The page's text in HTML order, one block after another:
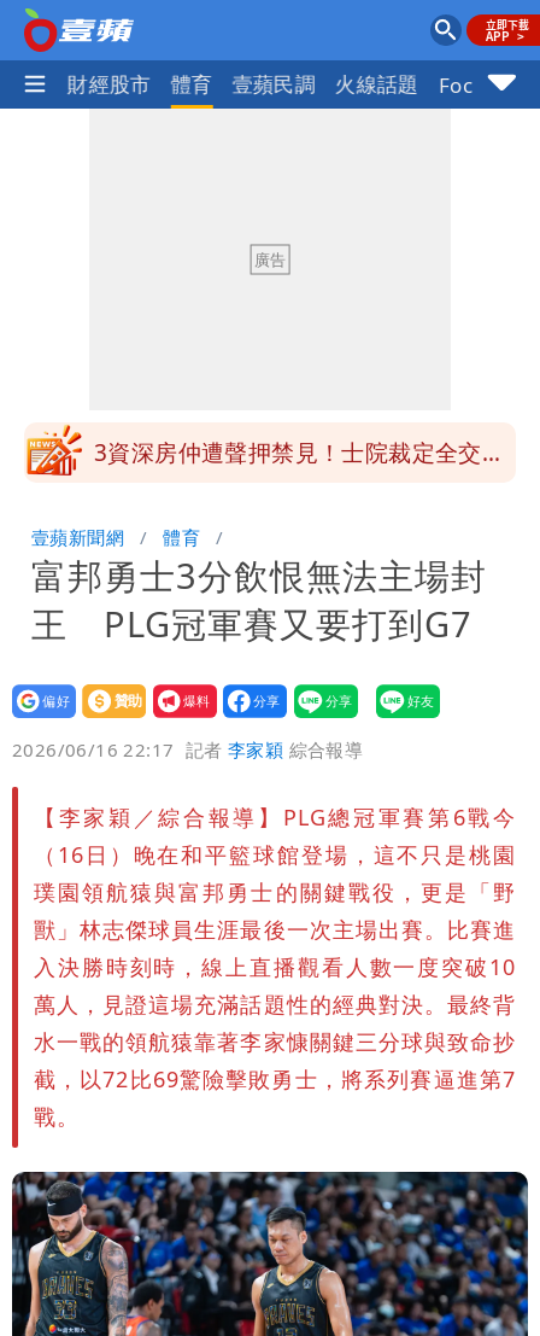
國際 財經股市 體育 壹蘋民調 火線話題 Focus+
苦茶癌油｜威加2老闆交保！採購、中間
風圈逼近岸處
3資深房仲遭聲押禁見！士院裁定全交保
號」藏玄機
國家隊戰績！投資報酬率飆81％ 台積
電一檔狂賺76億
賴清德「總統級嘲諷」嗆爆盧秀燕！8年
總帳一次掀翻
70歲姜厚任攜小2輪女友現身！交往原因
超Man
駐英台北代表處徵助理 薪資99K！工作
內容讓人看傻
白海豚明恐海警！全台大雨3天「這區下
到紫爆」
苦茶癌油｜威加2老闆交保！採購、中間
商羈押禁見
壹蘋新聞網 體育
富邦勇士3分飲恨無法主場封
王 PLG冠軍賽又要打到G7
設為
贊助
我要
爆料
2026/06/16 22:17 記者李家穎 綜合報導
【李家穎／綜合報導】PLG總冠軍賽第6戰今
（16日）晚在和平籃球館登場，這不只是桃園
璞園領航猿與富邦勇士的關鍵戰役，更是「野
獸」林志傑球員生涯最後一次主場出賽。比賽進
入決勝時刻時，線上直播觀看人數一度突破10
萬人，見證這場充滿話題性的經典對決。最終背
水一戰的領航猿靠著李家慷關鍵三分球與致命抄
截，以72比69驚險擊敗勇士，將系列賽逼進第7
戰。